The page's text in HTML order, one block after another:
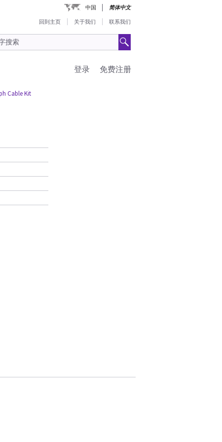
中国 简体中文
回到主页 关于我们 联系我们
免费注册
登录
Cable Kit